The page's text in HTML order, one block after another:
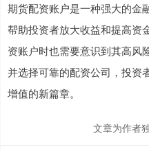
期货配资账户是一种强大的金
帮助投资者放大收益和提高资
资账户时也需要意识到其高风
并选择可靠的配资公司，投资
增值的新篇章。
文章为作者